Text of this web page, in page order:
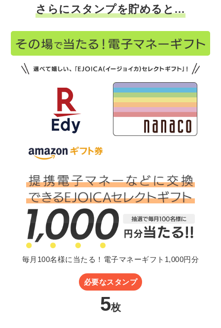
さらにスタンプを貯めると…
毎月100名様に当たる！電子マネーギフト1,000円分
必要なスタンプ
5枚